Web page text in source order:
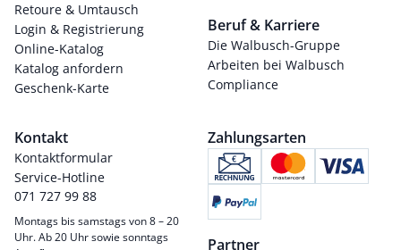
Retoure & Umtausch
Login & Registrierung
Online-Katalog
Katalog anfordern
Geschenk-Karte
Beruf & Karriere
Die Walbusch-Gruppe
Arbeiten bei Walbusch
Compliance
Kontakt
Kontaktformular
Service-Hotline
071 727 99 88
Montags bis samstags von 8 – 20
Uhr. Ab 20 Uhr sowie sonntags
Zahlungsarten
Partner